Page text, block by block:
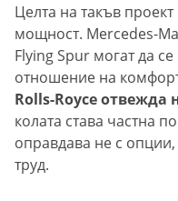
Целта на такъв
мощност. Mercedes-
Flying Spur могат да
отношение на
Rolls-Royce отвежда
колата става частна
оправдава не с
труд.